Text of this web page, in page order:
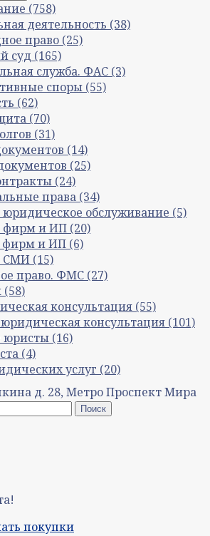
(758)
деятельность (38)
право (25)
суд (165)
служба. ФАС (3)
споры (55)
(62)
(70)
(31)
(14)
(25)
(24)
права (34)
юридическое обслуживание (5)
фирм и ИП (20)
фирм и ИП (6)
СМИ (15)
право. ФМС (27)
(58)
консультация (55)
консультация (101)
юристы (16)
(4)
услуг (20)
д. 28, Метро Проспект Мира
покупки